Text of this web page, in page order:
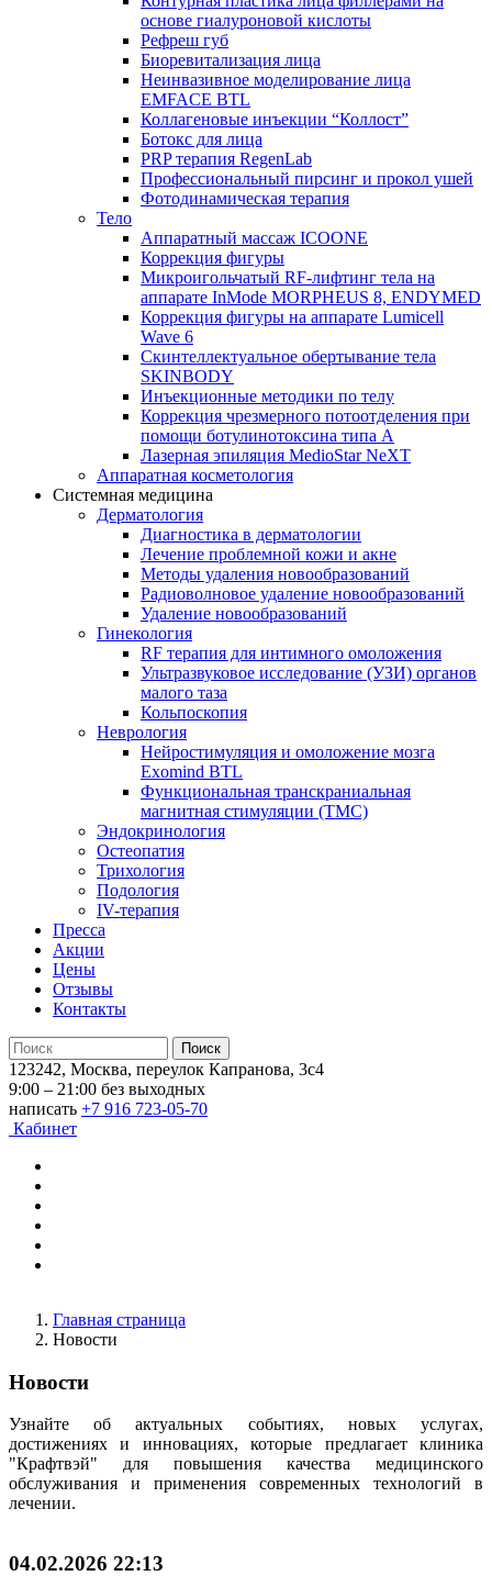
основе гиалуроновой кислоты
Рефреш губ
Биоревитализация лица
Неинвазивное моделирование лица
EMFACE BTL
Коллагеновые инъекции “Коллост”
Ботокс для лица
PRP терапия RegenLab
Профессиональный пирсинг и прокол ушей
Фотодинамическая терапия
Тело
Аппаратный массаж ICOONE
Коррекция фигуры
Микроигольчатый RF-лифтинг тела на
аппарате InMode MORPHEUS 8, ENDYMED
Коррекция фигуры на аппарате Lumicell
Wave 6
Скинтеллектуальное обертывание тела
SKINBODY
Инъекционные методики по телу
Коррекция чрезмерного потоотделения при
помощи ботулинотоксина типа А
Лазерная эпиляция MedioStar NeXT
Аппаратная косметология
Системная медицина
Дерматология
Диагностика в дерматологии
Лечение проблемной кожи и акне
Методы удаления новообразований
Радиоволновое удаление новообразований
Удаление новообразований
Гинекология
RF терапия для интимного омоложения
Ультразвуковое исследование (УЗИ) органов
малого таза
Кольпоскопия
Неврология
Нейростимуляция и омоложение мозга
Exomind BTL
Функциональная транскраниальная
магнитная стимуляции (ТМС)
Эндокринология
Остеопатия
Трихология
Подология
IV-терапия
Пресса
Акции
Цены
Отзывы
Контакты
123242, Москва, переулок Капранова, 3с4
9:00 – 21:00 без выходных
написать +7 916 723-05-70
Кабинет
Главная страница
Новости
Новости
Узнайте об актуальных событиях, новых услугах,
достижениях и инновациях, которые предлагает клиника
"Крафтвэй" для повышения качества медицинского
обслуживания и применения современных технологий в
лечении.
04.02.2026 22:13